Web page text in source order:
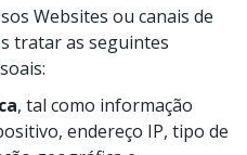
Websites ou canais de
tratar as seguintes
, tal como informação
endereço IP, tipo de